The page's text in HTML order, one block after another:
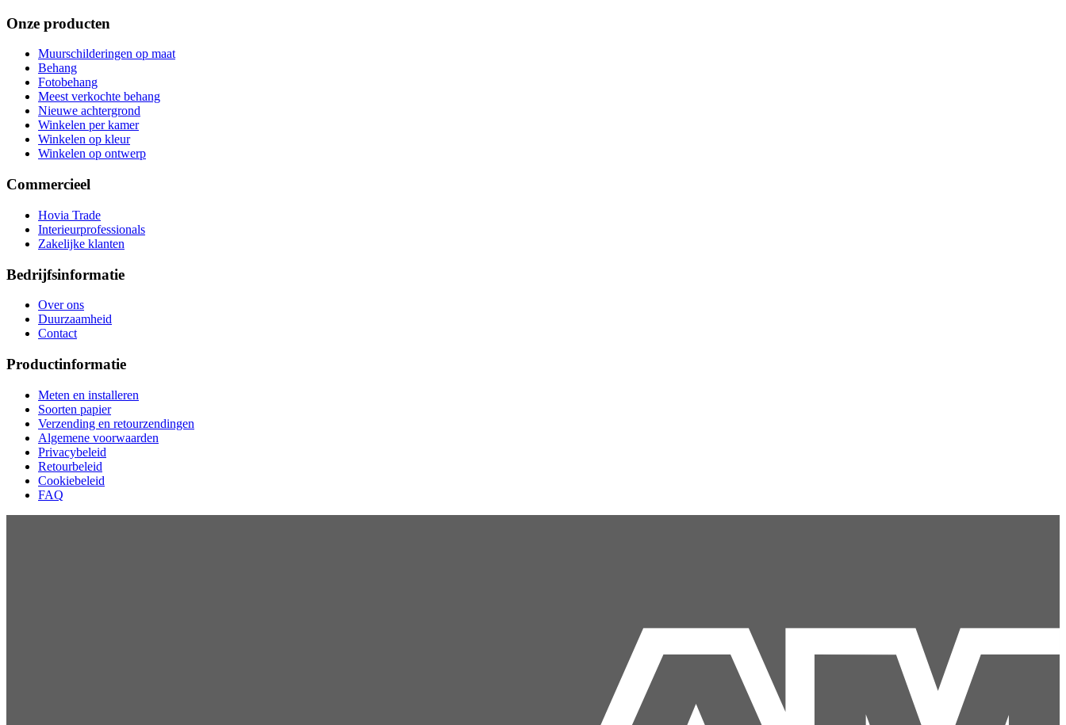
Onze producten
Muurschilderingen op maat
Behang
Fotobehang
Meest verkochte behang
Nieuwe achtergrond
Winkelen per kamer
Winkelen op kleur
Winkelen op ontwerp
Commercieel
Hovia Trade
Interieurprofessionals
Zakelijke klanten
Bedrijfsinformatie
Over ons
Duurzaamheid
Contact
Productinformatie
Meten en installeren
Soorten papier
Verzending en retourzendingen
Algemene voorwaarden
Privacybeleid
Retourbeleid
Cookiebeleid
FAQ